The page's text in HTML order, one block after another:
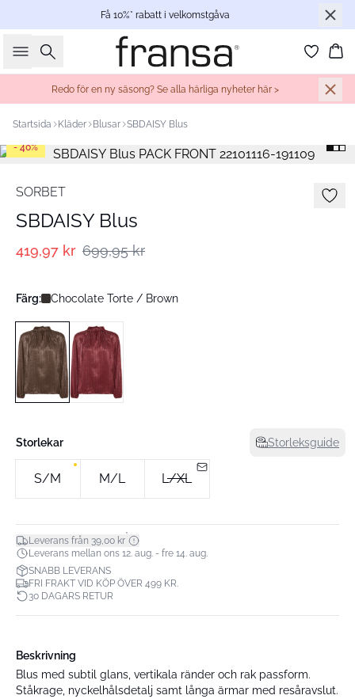
Få 10%* rabatt i velkomstgåva
Sök
Redo för en ny säsong? Se alla härliga nyheter här >
Startsida Kläder Blusar SBDAISY Blus
- 40%
SORBET
SBDAISY Blus
419,97 kr 699,95 kr
Färg: Chocolate Torte / Brown
Storlekar Storleksguide
S/M M/L L/XL
Leverans från 39,00 kr*
Leverans mellan ons 12. aug. - fre 14. aug.
SNABB LEVERANS
FRI FRAKT VID KÖP ÖVER 499 KR.
30 DAGARS RETUR
Beskrivning
Blus med subtil glans, vertikala ränder och rak passform.
Ståkrage, nyckelhålsdetalj samt långa ärmar med resåravslut.